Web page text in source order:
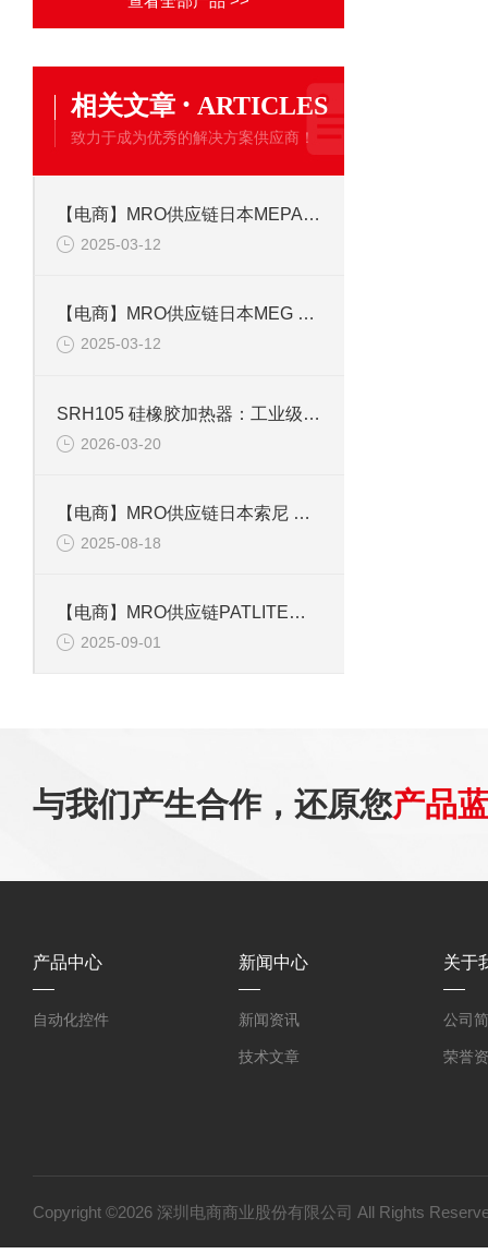
相关文章 · ARTICLES
致力于成为优秀的解决方案供应商！
【电商】MRO供应链日本MEPAC卡盘 X9562-NO 23B气动夹持器
2025-03-12
【电商】MRO供应链日本MEG 气缸 X9608E-N-C 24E
2025-03-12
SRH105 硅橡胶加热器：工业级可靠加热，适配半导体与精密设备
2026-03-20
【电商】MRO供应链日本索尼 工业相机 XC-HR50
2025-08-18
【电商】MRO供应链PATLITE派特来 三色灯安装杆R6-302LJBW-RYG
2025-09-01
与我们产生合作，还原您产品
产品中心
自动化控件
新闻中心
新闻资讯
技术文章
关于
公司
荣誉
Copyright ©2026 深圳电商商业股份有限公司 All Rights